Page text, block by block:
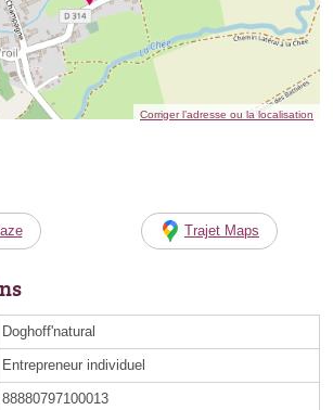
Corriger l’adresse ou la localisation
Trajet Maps
Doghoff'natural
Entrepreneur individuel
88880797100013